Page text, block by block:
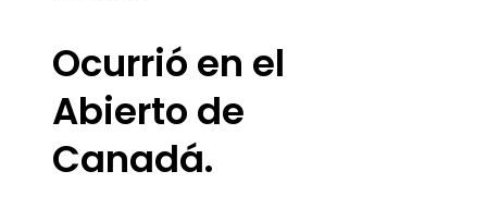
Ocurrió en el
Abierto de
Canadá.